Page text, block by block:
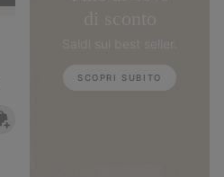
SCOPRI SUBITO